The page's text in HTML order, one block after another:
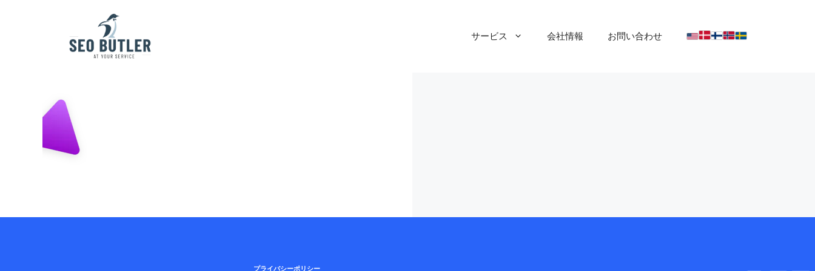
サービス 会社情報 お問い合わせ
section-bg-triangle-left3
プライバシーポリシー